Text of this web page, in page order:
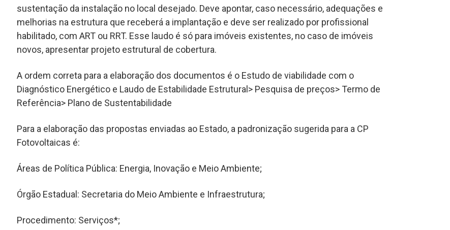
sustentação da instalação no local desejado. Deve apontar, caso necessário, adequações e
melhorias na estrutura que receberá a implantação e deve ser realizado por profissional
habilitado, com ART ou RRT. Esse laudo é só para imóveis existentes, no caso de imóveis
novos, apresentar projeto estrutural de cobertura.
A ordem correta para a elaboração dos documentos é o Estudo de viabilidade com o
Diagnóstico Energético e Laudo de Estabilidade Estrutural> Pesquisa de preços> Termo de
Referência> Plano de Sustentabilidade
Para a elaboração das propostas enviadas ao Estado, a padronização sugerida para a CP
Fotovoltaicas é:
Áreas de Política Pública: Energia, Inovação e Meio Ambiente;
Órgão Estadual: Secretaria do Meio Ambiente e Infraestrutura;
Procedimento: Serviços*;